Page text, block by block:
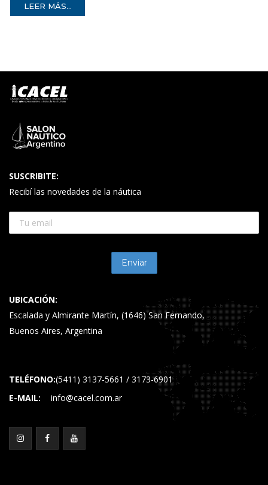
LEER MÁS...
SUSCRIBITE:
Recibí las novedades de la náutica
UBICACIÓN:
Escalada y Almirante Martín, (1646) San Fernando,
Buenos Aires, Argentina
TELÉFONO:(5411) 3137-5661 / 3173-6901
E-MAIL:
info@cacel.com.ar